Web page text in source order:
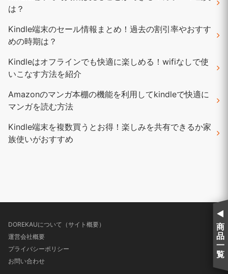
商
品
一
覧
は？
Kindle端末のセール情報まとめ！過去の割引率やおすす
めの時期は？
Kindleはオフラインでも快適に楽しめる！wifiなしで使
いこなす方法を紹介
Amazonのマンガ本棚の機能を利用してkindleで快適に
マンガを読む方法
Kindle端末を複数買うとお得！楽しみを共有できるか家
族使いがおすすめ
DOREKAUについて（サイト概要）
運営会社概要
プライバシーポリシー
お問い合わせ